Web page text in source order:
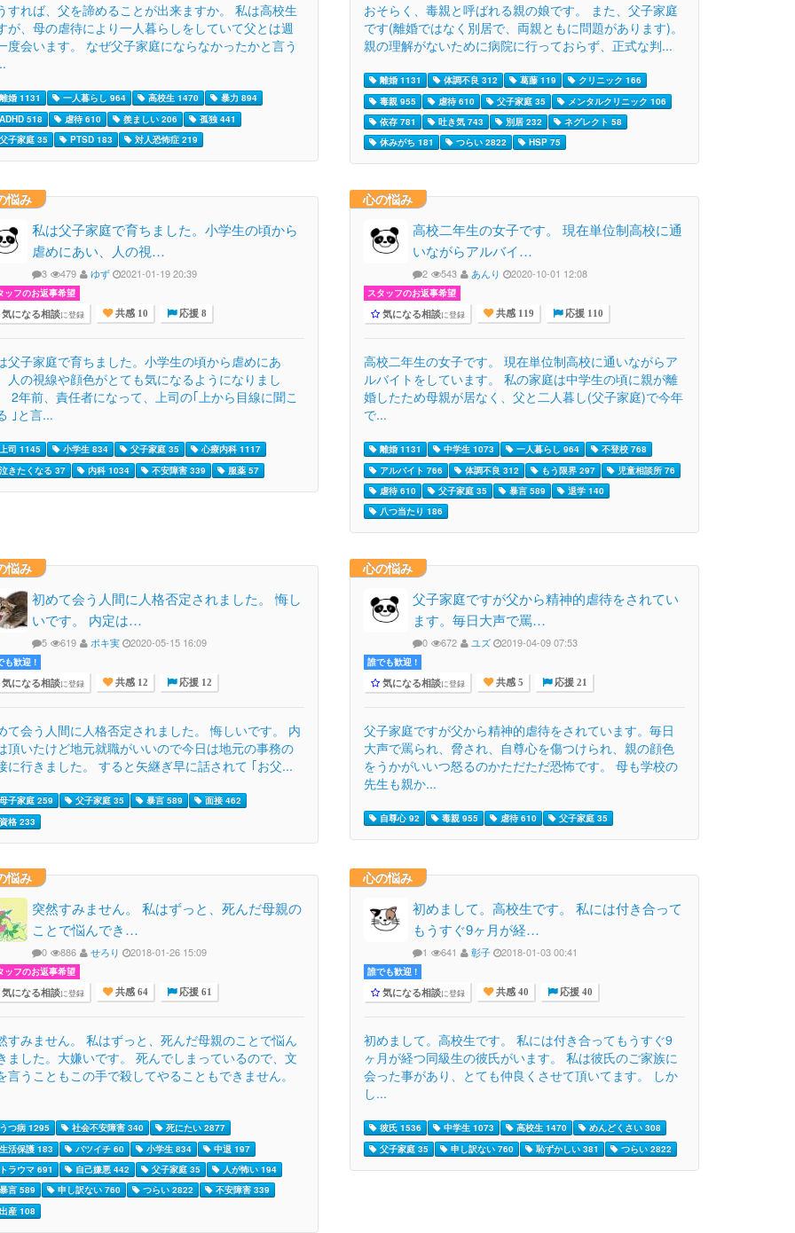
すれば、父を諦めることが出来ますか。 私は高校生
が、母の虐待により一人暮らしをしていて父とは週
度会います。 なぜ父子家庭にならなかったかと言う
婚 1131 一人暮らし 964 高校生 1470
暴力 894
518
虐待 610 羨ましい 206
孤独 441
子家庭 35
PTSD 183 対人恐怖症 219
おそらく、毒親と呼ばれる親の娘です。 また、父子家庭
です(離婚ではなく別居で、両親ともに問題があります)。
親の理解がないために病院に行っておらず、正式な判...
離婚 1131 体調不良 312 葛藤 119
クリニック 166
毒親 955
虐待 610 父子家庭 35
メンタルクリニック 106
依存 781
吐き気 743 別居 232
ネグレクト 58
休みがち 181
つらい 2822 HSP 75
悩み
私は父子家庭で育ちました。小学生の頃から
虐めにあい、人の視…
3 479 ゆず 2021-01-19 20:39
ッフのお返事希望
気になる相談に登録 共感 10 応援 8
父子家庭で育ちました。小学生の頃から虐めにあ
人の視線や顔色がとても気になるようになりまし
2年前、責任者になって、上司の｢上から目線に聞こ
｣と言...
司 1145 小学生 834 父子家庭 35
心療内科 1117
きたくなる 37
内科 1034 不安障害 339 服薬 57
心の悩み
高校二年生の女子です。 現在単位制高校に通
いながらアルバイ…
2 543 あんり 2020-10-01 12:08
スタッフのお返事希望
気になる相談に登録 共感 119 応援 110
高校二年生の女子です。 現在単位制高校に通いながらア
ルバイトをしています。 私の家庭は中学生の頃に親が離
婚したため母親が居なく、父と二人暮し(父子家庭)で今年
で...
離婚 1131 中学生 1073 一人暮らし 964
不登校 768
アルバイト 766
体調不良 312 もう限界 297
児童相談所 76
虐待 610
父子家庭 35 暴言 589
退学 140
八つ当たり 186
悩み
初めて会う人間に人格否定されました。 悔し
いです。 内定は…
5 619 ポキ実 2020-05-15 16:09
も歓迎 !
気になる相談に登録 共感 12 応援 12
て会う人間に人格否定されました。 悔しいです。 内
頂いたけど地元就職がいいので今日は地元の事務の
に行きました。 すると矢継ぎ早に話されて ｢お父...
子家庭 259 父子家庭 35 暴言 589
面接 462
格 233
心の悩み
父子家庭ですが父から精神的虐待をされてい
ます。毎日大声で罵…
0 672 ユズ 2019-04-09 07:53
誰でも歓迎 !
気になる相談に登録 共感 5 応援 21
父子家庭ですが父から精神的虐待をされています。毎日
大声で罵られ、脅され、自尊心を傷つけられ、親の顔色
をうかがいいつ怒るのかただただ恐怖です。 母も学校の
先生も親か...
自尊心 92 毒親 955 虐待 610 父子家庭 35
悩み
突然すみません。 私はずっと、死んだ母親の
ことで悩んでき…
0 886 せろり 2018-01-26 15:09
ッフのお返事希望
気になる相談に登録 共感 64 応援 61
すみません。 私はずっと、死んだ母親のことで悩ん
ました。大嫌いです。 死んでしまっているので、文
言うこともこの手で殺してやることもできません。
つ病 1295 社会不安障害 340
死にたい 2877
活保護 183
バツイチ 60 小学生 834
中退 197
ラウマ 691
自己嫌悪 442 父子家庭 35
人が怖い 194
言 589
申し訳ない 760 つらい 2822
不安障害 339
産 108
心の悩み
初めまして。高校生です。 私には付き合って
もうすぐ9ヶ月が経…
1 641 彰子 2018-01-03 00:41
誰でも歓迎 !
気になる相談に登録 共感 40 応援 40
初めまして。高校生です。 私には付き合ってもうすぐ9
ヶ月が経つ同級生の彼氏がいます。 私は彼氏のご家族に
会った事があり、とても仲良くさせて頂いてます。 しか
し...
彼氏 1536 中学生 1073 高校生 1470
めんどくさい 308
父子家庭 35
申し訳ない 760 恥ずかしい 381 つらい 2822